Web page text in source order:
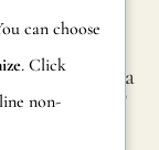
Málaga,
España
hola@jamesma
lonefabrics.co
m
can choose
. Click
non-